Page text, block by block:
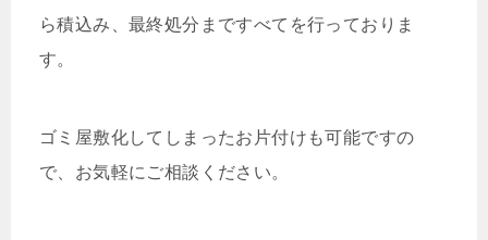
ら積込み、最終処分まですべてを行っておりま
す。
ゴミ屋敷化してしまったお片付けも可能ですの
で、お気軽にご相談ください。